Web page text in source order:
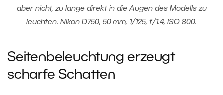
aber nicht, zu lange direkt in die Augen des Modells zu
leuchten. Nikon D750, 50 mm, 1/125, f/1.4, ISO 800.
Seitenbeleuchtung erzeugt
scharfe Schatten